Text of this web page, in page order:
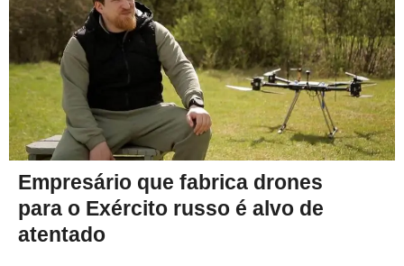
Empresário que fabrica drones
para o Exército russo é alvo de
atentado